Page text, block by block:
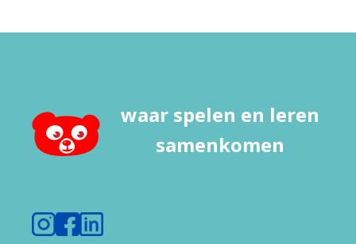
waar spelen en leren
samenkomen